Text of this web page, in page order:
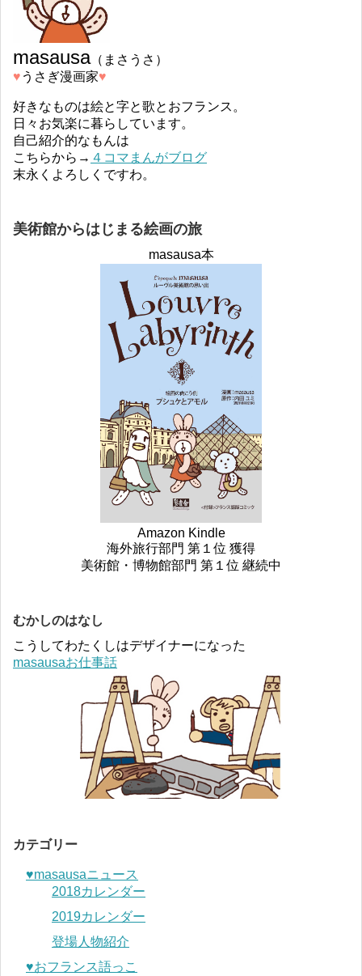
masausa（まさうさ）
♥︎ うさぎ漫画家♥︎
好きなものは絵と字と歌とおフランス。
日々お気楽に暮らしています。
自己紹介的なもんは
こちらから→ ４コマまんがブログ
末永くよろしくですわ。
美術館からはじまる絵画の旅
masausa本
Amazon Kindle
海外旅行部門 第１位 獲得
美術館・博物館部門 第１位 継続中
むかしのはなし
こうしてわたくしはデザイナーになった
masausaお仕事話
カテゴリー
♥︎masausaニュース
2018カレンダー
2019カレンダー
登場人物紹介
♥︎おフランス語っこ